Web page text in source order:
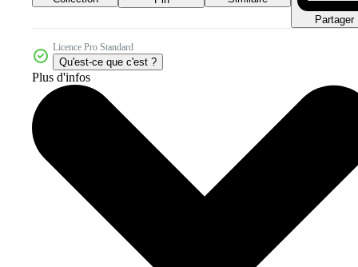
Partager
Licence Pro Standard
Qu'est-ce que c'est ?
Plus d'infos